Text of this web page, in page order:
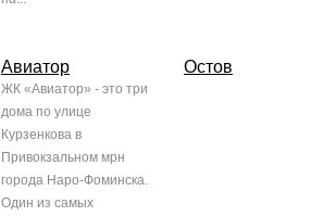
Авиатор
ЖК «Авиатор» - это три
дома по улице
Курзенкова в
Привокзальном мрн
города Наро-Фоминска.
Один из самых
Остов